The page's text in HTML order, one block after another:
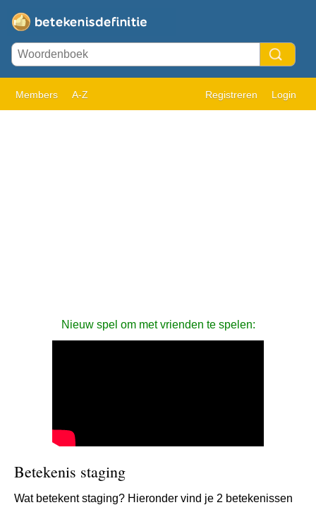
Members A-Z Registreren Login
Nieuw spel om met vrienden te spelen:
Betekenis staging
Wat betekent staging? Hieronder vind je 2 betekenissen